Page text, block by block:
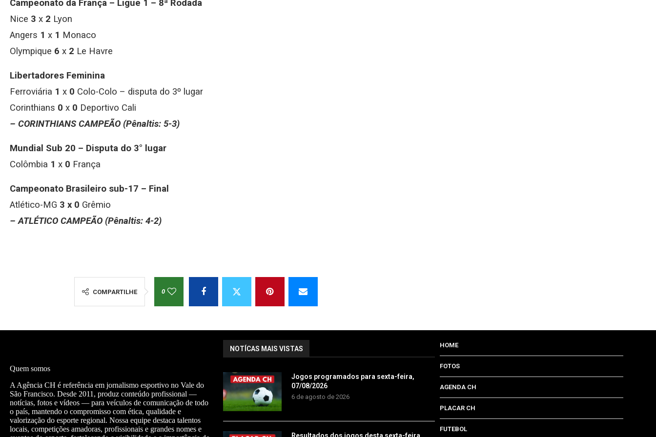
Campeonato da França – Ligue 1 – 8ª Rodada
Nice 3 x 2 Lyon
Angers 1 x 1 Monaco
Olympique 6 x 2 Le Havre
Libertadores Feminina
Ferroviária 1 x 0 Colo-Colo – disputa do 3º lugar
Corinthians 0 x 0 Deportivo Cali
– CORINTHIANS CAMPEÃO (Pênaltis: 5-3)
Mundial Sub 20 – Disputa do 3° lugar
Colômbia 1 x 0 França
Campeonato Brasileiro sub-17 – Final
Atlético-MG 3 x 0 Grêmio
– ATLÉTICO CAMPEÃO (Pênaltis: 4-2)
COMPARTILHE 0
Quem somos
A Agência CH é referência em jornalismo esportivo no Vale do
São Francisco. Desde 2011, produz conteúdo profissional —
notícias, fotos e vídeos — para veículos de comunicação de todo
o país, mantendo o compromisso com ética, qualidade e
valorização do esporte regional. Nossa equipe destaca talentos
locais, competições amadoras, profissionais e grandes nomes e
NOTÍCAS MAIS VISTAS
Jogos programados para sexta-feira,
07/08/2026
6 de agosto de 2026
Resultados dos jogos desta sexta-feira,
HOME
FOTOS
AGENDA CH
PLACAR CH
FUTEBOL